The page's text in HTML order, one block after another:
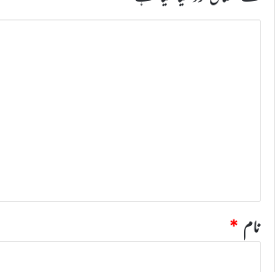
نام *